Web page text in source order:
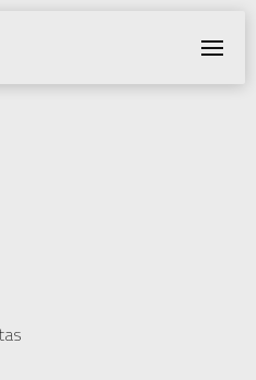
Toggle